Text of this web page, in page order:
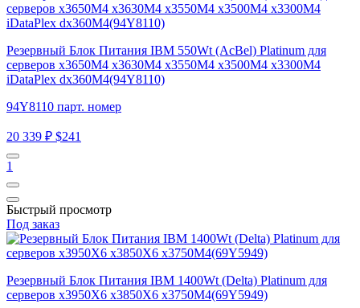
Резервный Блок Питания IBM 550Wt (AcBel) Platinum для
серверов x3650M4 x3630M4 x3550M4 x3500M4 x3300M4
iDataPlex dx360M4(94Y8110)
94Y8110 парт. номер
20 339 ₽ $241
1
Быстрый просмотр
Под заказ
Резервный Блок Питания IBM 1400Wt (Delta) Platinum для
серверов x3950X6 x3850X6 x3750M4(69Y5949)